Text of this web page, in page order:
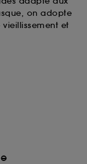
on adopte
et